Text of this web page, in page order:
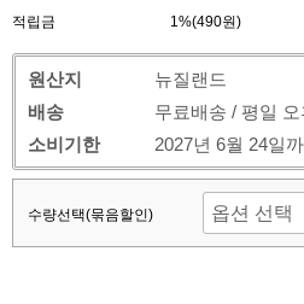
적립금 1%(490원)
원산지
뉴질랜드
배송
무료배송 / 평일
소비기한
2027년 6월 24일
수량선택(묶음할인)